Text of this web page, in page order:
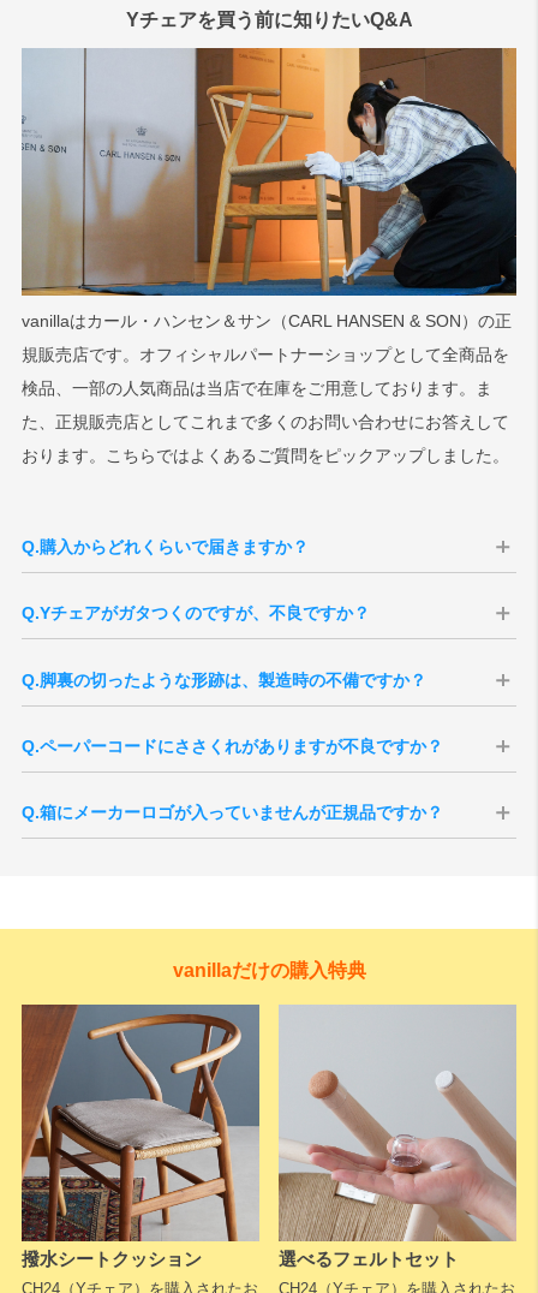
Yチェアを買う前に知りたいQ&A
vanillaはカール・ハンセン＆サン（CARL HANSEN & SON）の正
規販売店です。オフィシャルパートナーショップとして全商品を
検品、一部の人気商品は当店で在庫をご用意しております。ま
た、正規販売店としてこれまで多くのお問い合わせにお答えして
おります。こちらではよくあるご質問をピックアップしました。
Q.購入からどれくらいで届きますか？
■当店在庫の場合
す。
■お取り寄せの場合
ご注文後にメーカーへ手配いたします。国内在庫がある場合は約2週間
います。なお、当店への次回入荷が決まっている場合もございますの
Q.Yチェアがガタつくのですが、不良ですか？
違いによってわずかな伸縮が起こります。この自然な変化により、ご
く軽微なガタつきが生じる場合があります。デンマークと日本の気候
ます。
また4本脚の椅子は、座ることで脚がわずかに開き安定する構造です。
Yチェアは脚先が細く接地面が小さいため、床のわずかな凹凸や傾きで
もガタつきを感じやすい傾向がありますが、当店付属のフェルトで軽
減が可能です。
なお、浮いている脚が約3mm以上ある場合は初期不良の可能性がある
Q.脚裏の切ったような形跡は、製造時の不備ですか？
A.Yチェアは製造工程の最終段階で、床への設置状態を確認しながらガ
タつきの微調整（レベル調整）を行います。そのため、脚裏にわずか
に削った跡が残る場合があります。
デンマークでは土足での使用が前提のため、削り調整後に再塗装など
の仕上げは行われません。これは不備ではなく、実際の使用環境を想
定して一脚ずつ調整された証でもあります。安心してお使いくださ
い。
Q.ペーパーコードにささくれがありますが不良ですか？
A：Yチェアの座面は、100mの長さを超えるペーパーコードを職人が
手作業で編み上げています。編み込みの途中では、張力を保つために
金具でコードを固定しながら作業を進める工程があります。
その際に表面繊維がわずかに毛羽立つ（ささくれのように見える）こ
とがありますが、素材構造や強度には影響はなく、使用上の問題はあ
りません。手仕事ならではの個体差のひとつとしてご理解ください。
Q.箱にメーカーロゴが入っていませんが正規品ですか？
ります。
当店では入荷時に全て検品を行い、1脚用の無地の梱包に入れ替えをし
てお届けしていますが、本国からの入荷時の箱でお届けとなる場合も
ございます。
事前のご指定などはお受けすることができませんので、予めご了承く
ださいますようお願いいたします。
vanillaだけの購入特典
撥水シートクッション
CH24（Yチェア）を購入されたお
選べるフェルトセット
CH24（Yチェア）を購入されたお